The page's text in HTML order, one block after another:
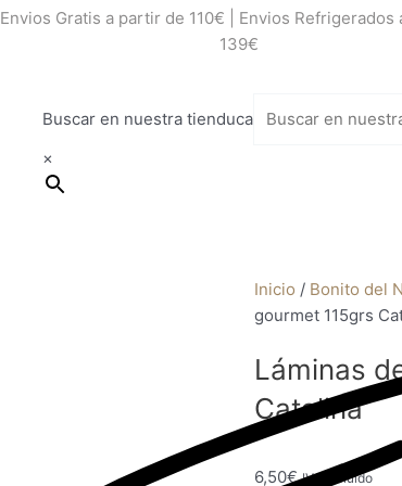
Envios Gratis a partir de 110€ | Envios Refrigerados
139€
Buscar en nuestra tienduca
×
Inicio / Bonito del
gourmet 115grs
Láminas
Catalina
6,50€ IVA Incluido